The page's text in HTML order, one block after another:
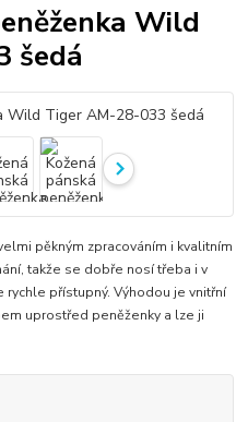
Wild
šedá
pěkným zpracováním i kvalitním
takže se dobře nosí třeba i v
přístupný. Výhodou je vnitřní
uprostřed peněženky a lze ji